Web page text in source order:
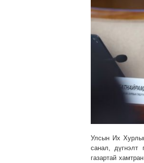
Улсын Их
санал, дүгнэлт
газартай